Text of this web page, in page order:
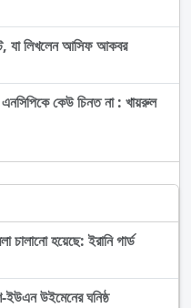
যা লিখলেন আসিফ আকবর
কেউ চিনত না : খায়রুল
চালানো হয়েছে: ইরানি গার্ড
ইউএন উইমেনের ঘনিষ্ঠ